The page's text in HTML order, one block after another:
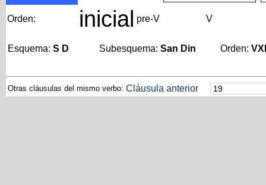
Orden: inicial pre-V V
Esquema: S D Subesquema: San Din Orden:
Otras cláusulas del mismo verbo: Cláusula anterior